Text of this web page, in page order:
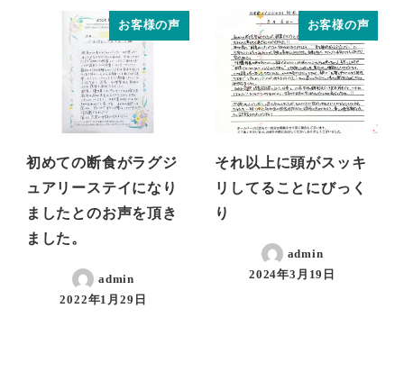
お客様の声
初めての断食がラグジ
ュアリーステイになり
ましたとのお声を頂き
ました。
admin
2022年1月29日
お客様の声
それ以上に頭がスッキ
リしてることにびっく
り
admin
2024年3月19日